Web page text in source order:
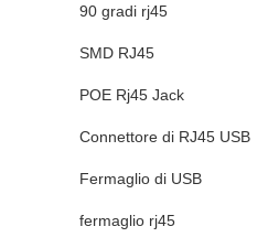
90 gradi rj45
SMD RJ45
POE Rj45 Jack
Connettore di RJ45 USB
Fermaglio di USB
fermaglio rj45